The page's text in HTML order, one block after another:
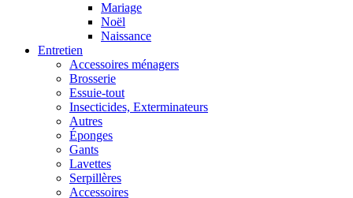
Mariage
Noël
Naissance
Entretien
Accessoires ménagers
Brosserie
Essuie-tout
Insecticides, Exterminateurs
Autres
Éponges
Gants
Lavettes
Serpillères
Accessoires